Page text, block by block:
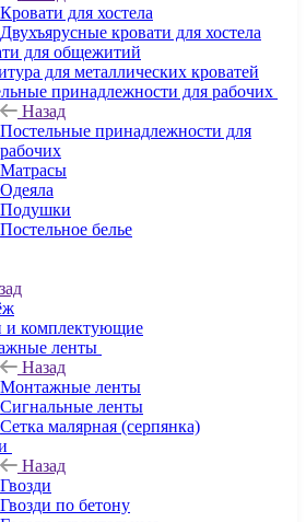
Кровати для хостела
Двухъярусные кровати для хостела
для общежитий
для металлических кроватей
принадлежности для рабочих
Назад
Постельные принадлежности для
рабочих
Матрасы
Одеяла
Подушки
Постельное белье
и комплектующие
ленты
Назад
Монтажные ленты
Сигнальные ленты
Сетка малярная (серпянка)
Назад
Гвозди
Гвозди по бетону